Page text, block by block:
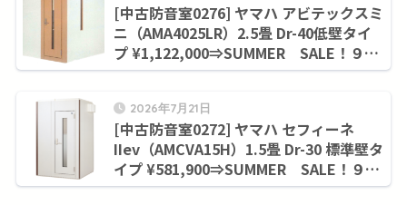
[中古防音室0276] ヤマハ アビテックスミ
ニ（AMA4025LR）2.5畳 Dr-40低壁タイ
プ ¥1,122,000⇒SUMMER SALE！９月
末まで¥1,045,000
2026年7月21日
[中古防音室0272] ヤマハ セフィーネ
IIev（AMCVA15H）1.5畳 Dr-30 標準壁タ
イプ ¥581,900⇒SUMMER SALE！９月
末まで¥506,000